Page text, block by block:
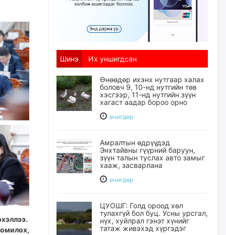
Шинэ Их уншигдсан
Өнөөдөр ихэнх нутгаар халах
боловч 9, 10-нд нутгийн төв
хэсгээр, 11-нд нутгийн зүүн
хагаст аадар бороо орно
өчигдѳр
Амралтын өдрүүдэд
Энхтайвны гүүрний баруун,
зүүн талын туслах авто замыг
хааж, засварлана
өчигдѳр
ЦУОШГ: Голд ороод хөл
тулахгүй бол буц. Усны урсгал,
нүх, хуйлрал гэнэт хүнийг
татаж живэхэд хүргэдэг